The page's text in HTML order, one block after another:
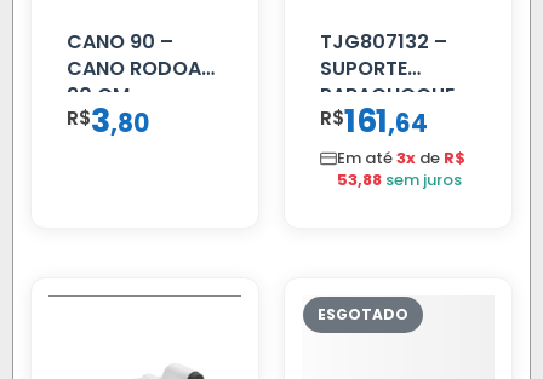
CANO 90 –
CANO RODOAR
90 CM
R$3,80
TJG807132 –
SUPORTE
PARACHOQUE
VW 12.170 LD
R$161,64
Em até3x de R$
53,88 sem juros